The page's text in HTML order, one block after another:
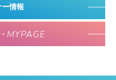
ー情報
MYPAGE